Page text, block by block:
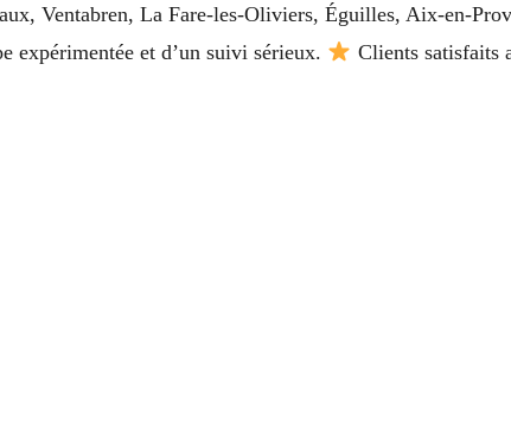
Ventabren, La Fare-les-Oliviers, Éguilles, Aix-en-
expérimentée et d’un suivi sérieux.
Clients satisfaits